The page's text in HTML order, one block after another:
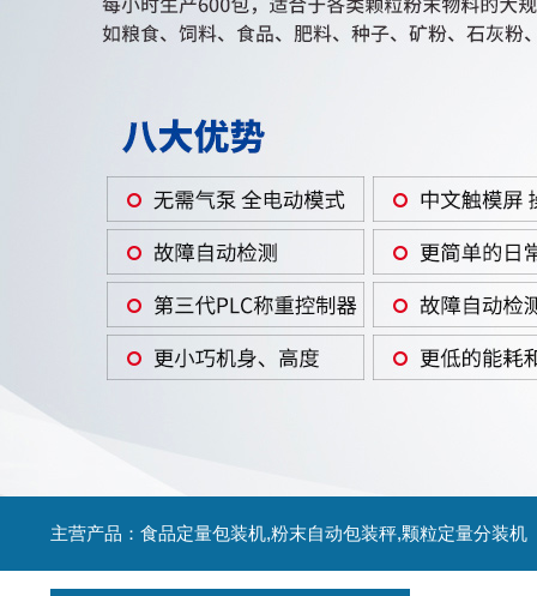
主营产品：食品定量包装机,粉末自动包装秤,颗粒定量分装机